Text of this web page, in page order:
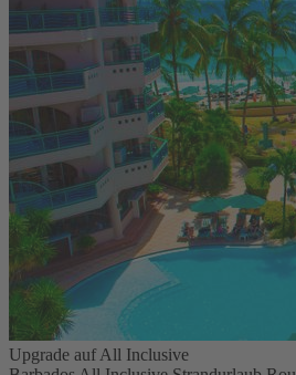
Upgrade auf All Inclusive